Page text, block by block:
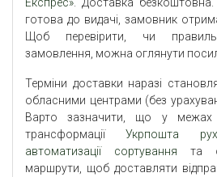
готова до видачі, замовник
Щоб перевірити, чи
замовлення, можна оглянути
Терміни доставки наразі
обласними центрами (без
Варто зазначити, що у межах
трансформаціїУкрпошта
автоматизації сортування та
маршрути, щоб доставляти